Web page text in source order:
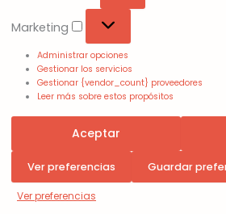
Marketing
Administrar opciones
Gestionar los servicios
Gestionar {vendor_count} proveedores
Leer más sobre estos propósitos
Aceptar
Ver preferencias Guardar
Ver preferencias